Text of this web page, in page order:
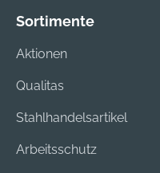
Sortimente
Aktionen
Qualitas
Stahlhandelsartikel
Arbeitsschutz